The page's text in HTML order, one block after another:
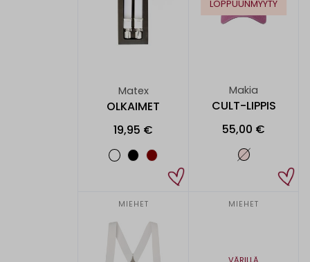
Matex
OLKAIMET
19,95 €
LOPPUUNMYYTY
Makia
CULT-LIPPIS
55,00 €
MIEHET MIEHET